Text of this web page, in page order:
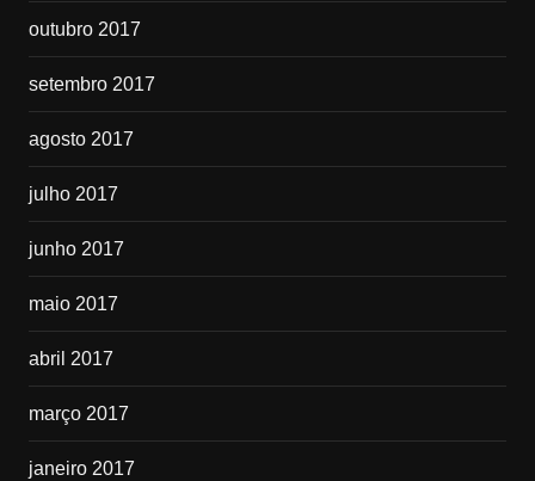
outubro 2017
setembro 2017
agosto 2017
julho 2017
junho 2017
maio 2017
abril 2017
março 2017
janeiro 2017